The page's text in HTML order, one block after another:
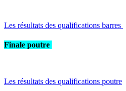
Les résultats des qualifications barres
Finale poutre
Les résultats des qualifications poutre